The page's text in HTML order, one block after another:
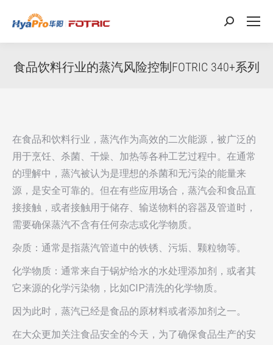
搜
索：
食品饮料行业的蒸汽风险控制FOTRIC 340+系列
在食品和饮料行业，蒸汽作为高效的二次能源，被广泛的
用于烹饪、杀菌、干燥、加热等各种工艺过程中。在通常
的理解中，蒸汽被认为是理想的杀菌和无污染的能量来
源，是安全可靠的。但在有些应用场合，蒸汽会和食品直
接接触，或者接触用于储存、输送物料的容器及管道时，
需要确保蒸汽不含有任何杂志或化学物质。
杂质：通常是指蒸汽管道中的铁锈、污垢、颗粒物等。
化学物质：通常来自于锅炉给水的水处理添加剂，或者其
它来源的化学污染物，比如CIP清洗的化学物质。
因为此时，蒸汽已经是食品的原材料或者添加剂之一。
在大众更加关注食品安全的今天，为了确保食品生产的安